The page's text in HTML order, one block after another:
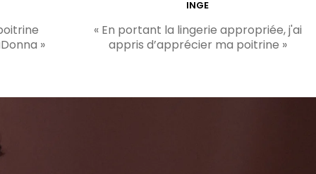
»
INGE
« En portant la lingerie appropriée, j'ai
appris d’apprécier ma poitrine »